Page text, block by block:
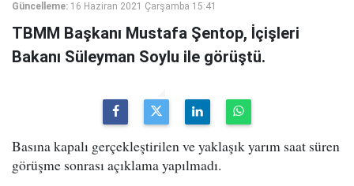
Güncelleme: 16 Haziran 2021 Çarşamba 15:41
TBMM Başkanı Mustafa Şentop, İçişleri
Bakanı Süleyman Soylu ile görüştü.
Basına kapalı gerçekleştirilen ve yaklaşık yarım saat süren
görüşme sonrası açıklama yapılmadı.